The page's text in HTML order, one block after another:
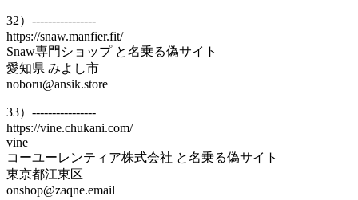
32）----------------
https://snaw.manfier.fit/
Snaw専門ショップ と名乗る偽サイト
愛知県 みよし市
noboru@ansik.store
33）----------------
https://vine.chukani.com/
vine
コーユーレンティア株式会社 と名乗る偽サイト
東京都江東区
onshop@zaqne.email